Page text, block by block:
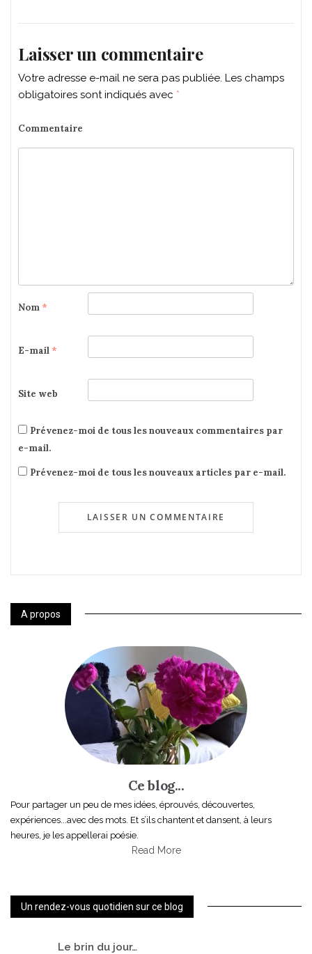
Laisser un commentaire
Votre adresse e-mail ne sera pas publiée. Les champs
obligatoires sont indiqués avec *
Commentaire
Nom *
E-mail *
Site web
Prévenez-moi de tous les nouveaux commentaires par
e-mail.
Prévenez-moi de tous les nouveaux articles par e-mail.
A propos
Ce blog...
Pour partager un peu de mes idées, éprouvés, découvertes,
expériences...avec des mots. Et s’ils chantent et dansent, à leurs
heures, je les appellerai poésie.
Read More
Un rendez-vous quotidien sur ce blog
Le brin du jour…